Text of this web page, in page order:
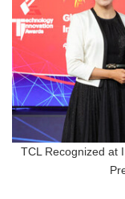
TCL Recognized at